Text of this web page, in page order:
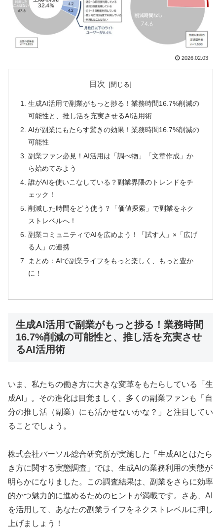
2026.02.03
目次
生成AI活用で副業がもっと捗る！業務時間16.7%削減の
可能性と、推し活を充実させるAI活用術
AIが副業にもたらす驚きの効果！業務時間16.7%削減の
可能性
副業ファン必見！AI活用は「調べ物」「文章作成」か
ら始めてみよう
誰がAIを使いこなしている？副業界隈のトレンドをチ
ェック！
削減した時間をどう使う？「価値探索」で副業をネク
ストレベルへ！
副業コミュニティでAIを広めよう！「試す人」×「広げ
る人」の連携
まとめ：AIで副業ライフをもっと楽しく、もっと豊か
に！
生成AI活用で副業がもっと捗る！業務時間
16.7%削減の可能性と、推し活を充実させ
るAI活用術
いま、私たちの働き方に大きな変革をもたらしている「生
成AI」。その進化は目覚ましく、多くの副業ファンも「自
分の推し活（副業）にも活かせないかな？」と注目してい
ることでしょう。
株式会社パーソル総合研究所が実施した「生成AIとはたら
き方に関する実態調査」では、生成AIの業務利用の実態が
明らかになりました。この調査結果は、副業をさらに効率
的かつ魅力的に進めるためのヒントが満載です。さあ、AI
を活用して、あなたの副業ライフをネクストレベルに押し
上げましょう！